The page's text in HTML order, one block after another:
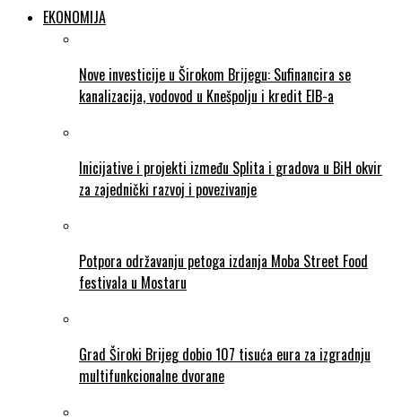
EKONOMIJA
Nove investicije u Širokom Brijegu: Sufinancira se
kanalizacija, vodovod u Knešpolju i kredit EIB-a
Inicijative i projekti između Splita i gradova u BiH okvir
za zajednički razvoj i povezivanje
Potpora održavanju petoga izdanja Moba Street Food
festivala u Mostaru
Grad Široki Brijeg dobio 107 tisuća eura za izgradnju
multifunkcionalne dvorane